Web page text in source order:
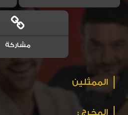
مشاركة
الممثلين